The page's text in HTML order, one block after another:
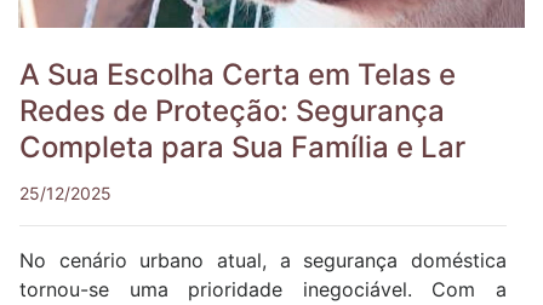
A Sua Escolha Certa em Telas e
Redes de Proteção: Segurança
Completa para Sua Família e Lar
25/12/2025
No cenário urbano atual, a segurança doméstica
tornou-se uma prioridade inegociável. Com a